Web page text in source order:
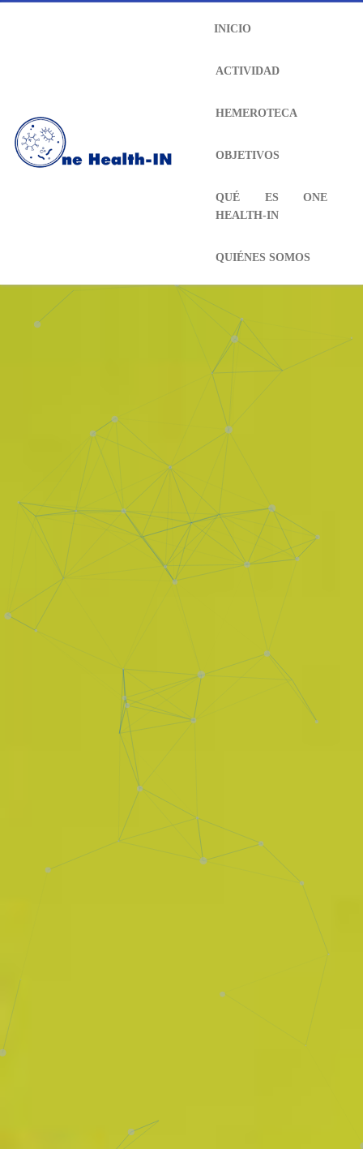
INICIO
ACTIVIDAD
HEMEROTECA
OBJETIVOS
QUÉ ES ONE
HEALTH-IN
QUIÉNES SOMOS